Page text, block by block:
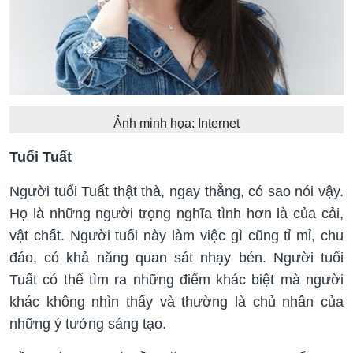
Ảnh minh họa: Internet
Tuổi Tuất
Người tuổi Tuất thật thà, ngay thẳng, có sao nói vậy.
Họ là những người trọng nghĩa tình hơn là của cải,
vật chất. Người tuổi này làm việc gì cũng tỉ mỉ, chu
đáo, có khả năng quan sát nhạy bén. Người tuổi
Tuất có thể tìm ra những điểm khác biệt mà người
khác không nhìn thấy và thường là chủ nhân của
những ý tưởng sáng tạo.